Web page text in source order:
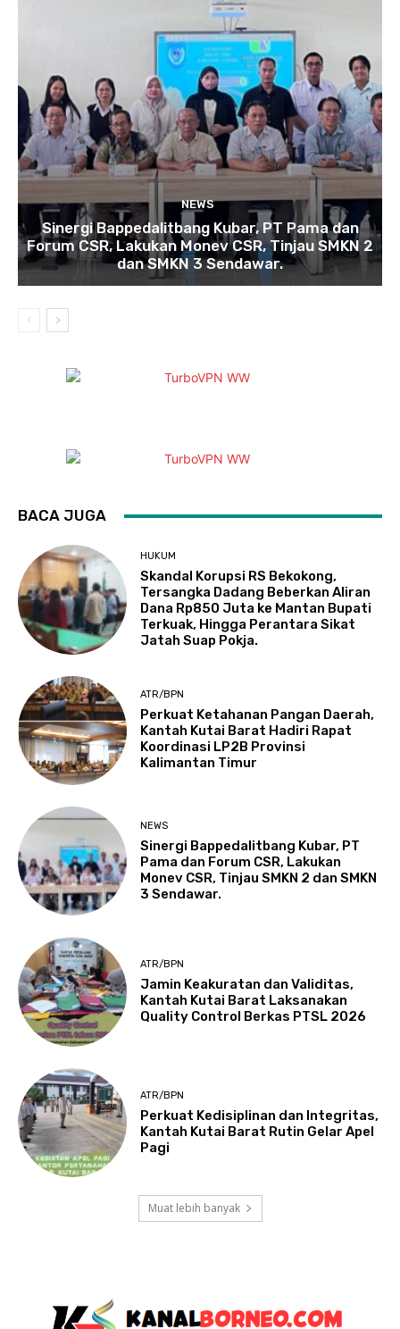
NEWS
Sinergi Bappedalitbang Kubar, PT Pama dan
Forum CSR, Lakukan Monev CSR, Tinjau SMKN 2
dan SMKN 3 Sendawar.
BACA JUGA
HUKUM
Skandal Korupsi RS Bekokong,
Tersangka Dadang Beberkan Aliran
Dana Rp850 Juta ke Mantan Bupati
Terkuak, Hingga Perantara Sikat
Jatah Suap Pokja.
ATR/BPN
Perkuat Ketahanan Pangan Daerah,
Kantah Kutai Barat Hadiri Rapat
Koordinasi LP2B Provinsi
Kalimantan Timur
NEWS
Sinergi Bappedalitbang Kubar, PT
Pama dan Forum CSR, Lakukan
Monev CSR, Tinjau SMKN 2 dan SMKN
3 Sendawar.
ATR/BPN
Jamin Keakuratan dan Validitas,
Kantah Kutai Barat Laksanakan
Quality Control Berkas PTSL 2026
ATR/BPN
Perkuat Kedisiplinan dan Integritas,
Kantah Kutai Barat Rutin Gelar Apel
Pagi
Muat lebih banyak